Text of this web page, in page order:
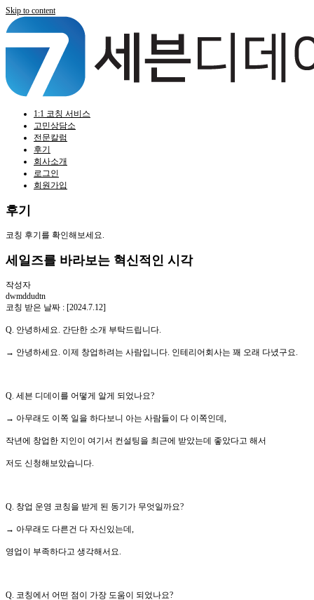
Skip to content
1:1 코칭 서비스
고민상담소
전문칼럼
후기
회사소개
로그인
회원가입
후기
코칭 후기를 확인해보세요.
세일즈를 바라보는 혁신적인 시각
작성자
dwmddudtn
코칭 받은 날짜 : [2024.7.12]
Q. 안녕하세요. 간단한 소개 부탁드립니다.
→ 안녕하세요. 이제 창업하려는 사람입니다. 인테리어회사는 꽤 오래 다녔구요.
Q. 세븐 디데이를 어떻게 알게 되었나요?
→ 아무래도 이쪽 일을 하다보니 아는 사람들이 다 이쪽인데,
작년에 창업한 지인이 여기서 컨설팅을 최근에 받았는데 좋았다고 해서
저도 신청해보았습니다.
Q. 창업 운영 코칭을 받게 된 동기가 무엇일까요?
→ 아무래도 다른건 다 자신있는데,
영업이 부족하다고 생각해서요.
Q. 코칭에서 어떤 점이 가장 도움이 되었나요?